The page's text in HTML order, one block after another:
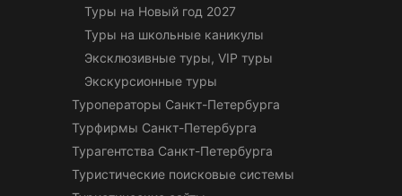
Туры на Новый год 2027
Туры на школьные каникулы
Эксклюзивные туры, VIP туры
Экскурсионные туры
Туроператоры Санкт-Петербурга
Турфирмы Санкт-Петербурга
Турагентства Санкт-Петербурга
Туристические поисковые системы